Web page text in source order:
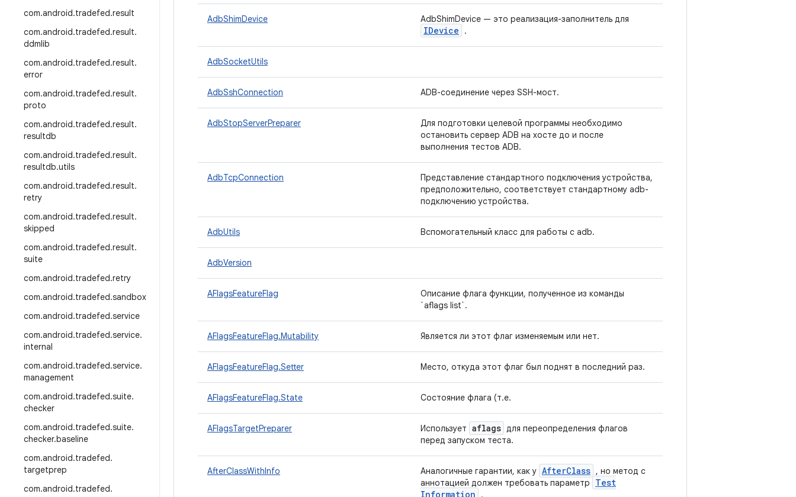
com.android.tradefed.result
com.android.tradefed.result.
ddmlib
com.android.tradefed.result.
error
com.android.tradefed.result.
proto
com.android.tradefed.result.
resultdb
com.android.tradefed.result.
resultdb.utils
com.android.tradefed.result.
retry
com.android.tradefed.result.
skipped
com.android.tradefed.result.
suite
com.android.tradefed.retry
com.android.tradefed.sandbox
com.android.tradefed.service
com.android.tradefed.service.
internal
com.android.tradefed.service.
management
com.android.tradefed.suite.
checker
com.android.tradefed.suite.
checker.baseline
com.android.tradefed.
targetprep
com.android.tradefed.
AdbShimDevice AdbShimDevice — это реализация-заполнитель для
IDevice .
AdbSocketUtils
AdbSshConnection ADB-соединение через SSH-мост.
AdbStopServerPreparer
Для подготовки целевой программы необходимо
остановить сервер ADB на хосте до и после
выполнения тестов ADB.
AdbTcpConnection
Представление стандартного подключения устройства,
предположительно, соответствует стандартному adb-
подключению устройства.
AdbUtils Вспомогательный класс для работы с adb.
AdbVersion
AFlagsFeatureFlag
Описание флага функции, полученное из команды
`aflags list`.
AFlagsFeatureFlag.Mutability Является ли этот флаг изменяемым или нет.
AFlagsFeatureFlag.Setter Место, откуда этот флаг был поднят в последний раз.
AFlagsFeatureFlag.State Состояние флага (т.е.
AFlagsTargetPreparer Использует aflags для переопределения флагов
перед запуском теста.
AfterClassWithInfo Аналогичные гарантии, как у AfterClass , но метод с
аннотацией должен требовать параметр
Test
Information
.